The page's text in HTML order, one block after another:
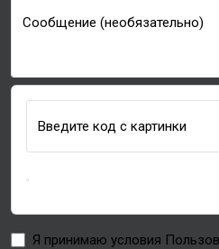
Сообщение (необязательно)
Введите код с картинки
Я принимаю условия